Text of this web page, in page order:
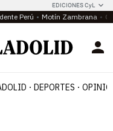
EDICIONES CyL
Perú Motín Zambrana
DEPORTES